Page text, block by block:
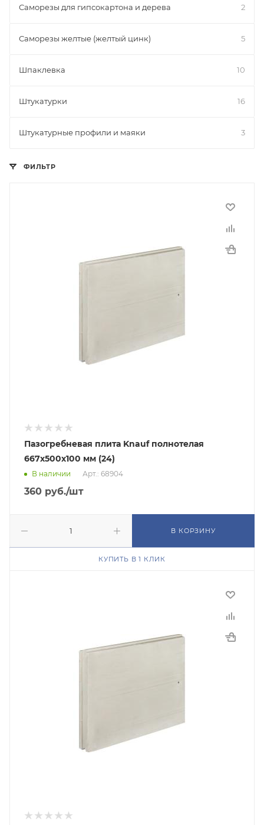
Саморезы для гипсокартона и дерева 2
Саморезы желтые (желтый цинк) 5
Шпаклевка 10
Штукатурки 16
Штукатурные профили и маяки 3
ФИЛЬТР
Пазогребневая плита Knauf полнотелая
667х500х100 мм (24)
В наличии Арт.: 68904
360 руб./шт
В КОРЗИНУ
КУПИТЬ В 1 КЛИК